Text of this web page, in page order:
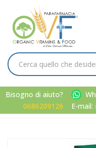
Bisogno di aiuto?
0686209126
E-mail:
Esi Linea Benessere